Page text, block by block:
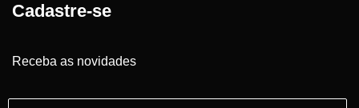
Cadastre-se
Receba as novidades